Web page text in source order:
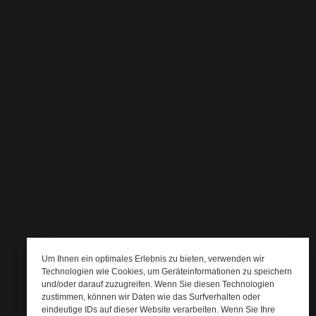
Um Ihnen ein optimales Erlebnis zu bieten, verwenden wir
Technologien wie Cookies, um Geräteinformationen zu speichern
und/oder darauf zuzugreifen. Wenn Sie diesen Technologien
zustimmen, können wir Daten wie das Surfverhalten oder
eindeutige IDs auf dieser Website verarbeiten. Wenn Sie Ihre